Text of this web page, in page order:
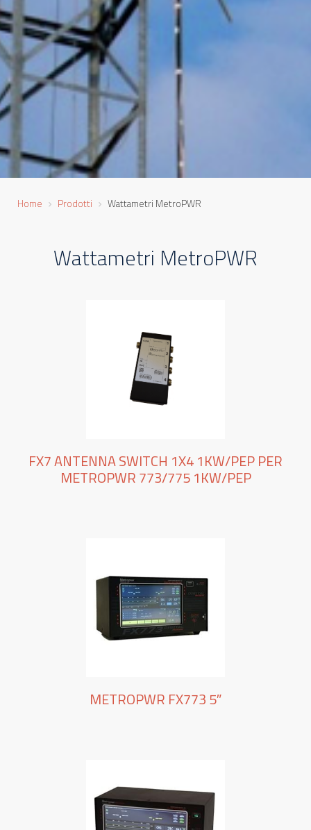
Home Prodotti Wattametri MetroPWR
Wattametri MetroPWR
FX7 ANTENNA SWITCH 1X4 1KW/PEP PER
METROPWR 773/775 1KW/PEP
METROPWR FX773 5″